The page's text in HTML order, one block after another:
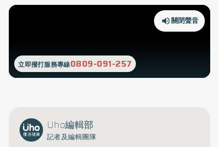
立即撥打服務專線0809-091-257
關閉聲音
Uho編輯部
記者及編輯團隊